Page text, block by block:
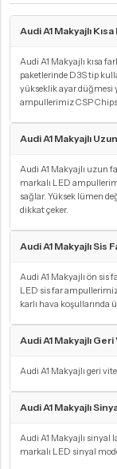
Audi A1 Makyajlı
Audi A1 Makyajlı kısa
paketlerinde D3S tip
yükseklik ayar düğmesi
ampullerimiz CSP
Audi A1 Makyajlı
Audi A1 Makyajlı uzun
markalı LED
sağlar. Yüksek lümen
dikkat çeker.
Audi A1 Makyajlı Sis
Audi A1 Makyajlı ön sis
LED sis far
karlı hava koşullarında
Audi A1 Makyajlı
Audi A1 Makyajlı geri
Audi A1 Makyajlı
Audi A1 Makyajlı sinyal
markalı LED sinyal